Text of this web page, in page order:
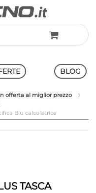
BLOG
offerta al miglior prezzo
Blu calcolatrice
TASCA